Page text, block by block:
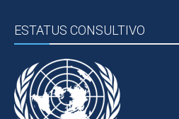
ESTATUS CONSULTIVO